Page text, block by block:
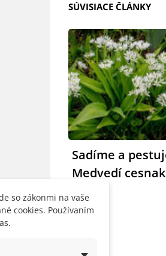
SÚVISIACE ČLÁNKY
Sadíme a
Medvedí cesnak
Čítaj viac
so zákonmi na vaše
cookies. Používaním